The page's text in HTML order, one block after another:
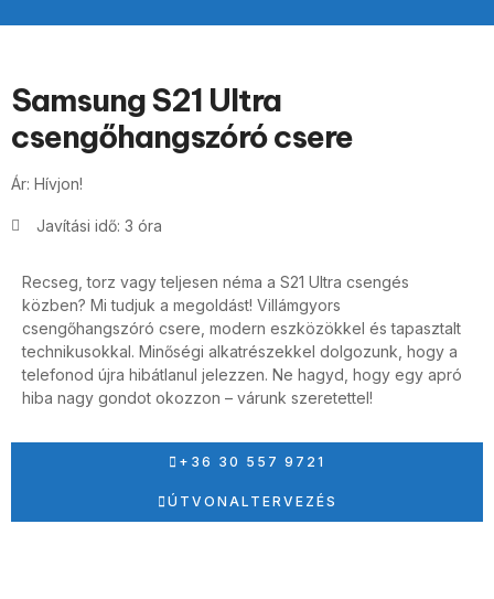
Samsung S21 Ultra
csengőhangszóró csere
Ár: Hívjon!
Javítási idő: 3 óra
Recseg, torz vagy teljesen néma a S21 Ultra csengés
közben? Mi tudjuk a megoldást! Villámgyors
csengőhangszóró csere, modern eszközökkel és tapasztalt
technikusokkal. Minőségi alkatrészekkel dolgozunk, hogy a
telefonod újra hibátlanul jelezzen. Ne hagyd, hogy egy apró
hiba nagy gondot okozzon – várunk szeretettel!
+36 30 557 9721
ÚTVONALTERVEZÉS